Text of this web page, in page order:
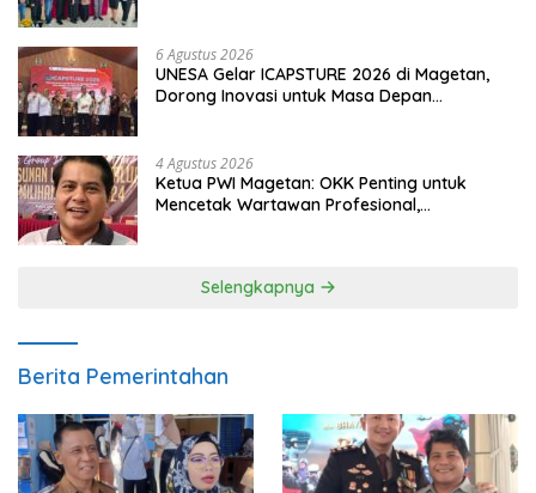
6 Agustus 2026
UNESA Gelar ICAPSTURE 2026 di Magetan,
Dorong Inovasi untuk Masa Depan
4 Agustus 2026
Ketua PWI Magetan: OKK Penting untuk
Mencetak Wartawan Profesional,
Selengkapnya
Berita Pemerintahan